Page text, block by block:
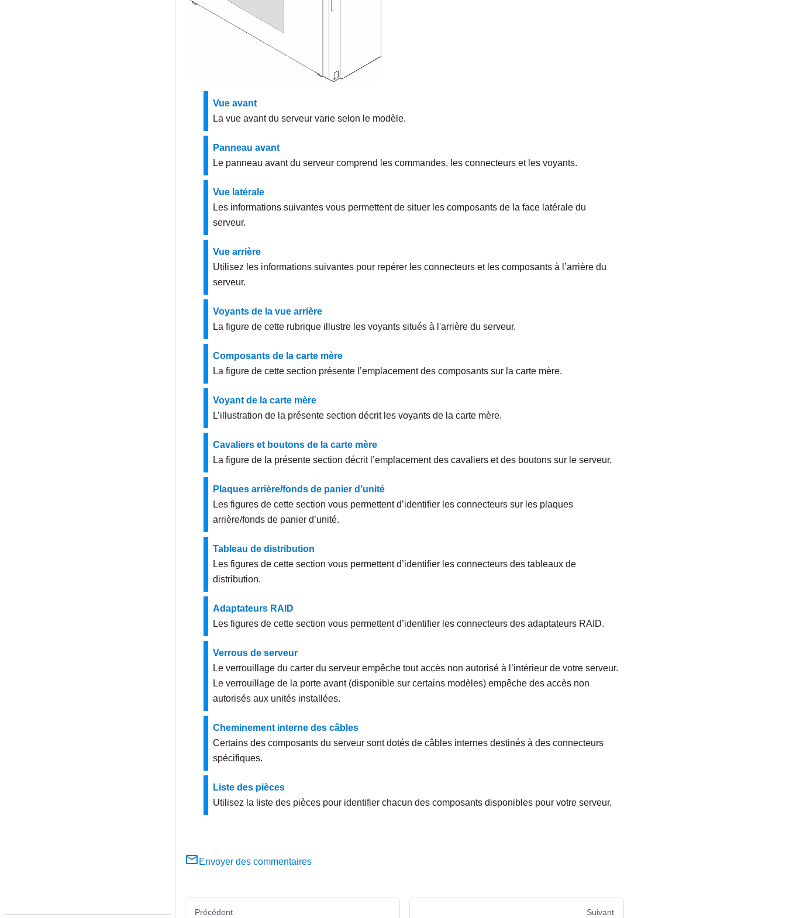
Vue avant
La vue avant du serveur varie selon le modèle.
Panneau avant
Le panneau avant du serveur comprend les commandes, les connecteurs et les voyants.
Vue latérale
Les informations suivantes vous permettent de situer les composants de la face latérale du
serveur.
Vue arrière
Utilisez les informations suivantes pour repérer les connecteurs et les composants à l’arrière du
serveur.
Voyants de la vue arrière
La figure de cette rubrique illustre les voyants situés à l'arrière du serveur.
Composants de la carte mère
La figure de cette section présente l’emplacement des composants sur la carte mère.
Voyant de la carte mère
L’illustration de la présente section décrit les voyants de la carte mère.
Cavaliers et boutons de la carte mère
La figure de la présente section décrit l’emplacement des cavaliers et des boutons sur le serveur.
Plaques arrière/fonds de panier d’unité
Les figures de cette section vous permettent d’identifier les connecteurs sur les plaques
arrière/fonds de panier d’unité.
Tableau de distribution
Les figures de cette section vous permettent d’identifier les connecteurs des tableaux de
distribution.
Adaptateurs RAID
Les figures de cette section vous permettent d’identifier les connecteurs des adaptateurs RAID.
Verrous de serveur
Le verrouillage du carter du serveur empêche tout accès non autorisé à l’intérieur de votre serveur.
Le verrouillage de la porte avant (disponible sur certains modèles) empêche des accès non
autorisés aux unités installées.
Cheminement interne des câbles
Certains des composants du serveur sont dotés de câbles internes destinés à des connecteurs
spécifiques.
Liste des pièces
Utilisez la liste des pièces pour identifier chacun des composants disponibles pour votre serveur.
Envoyer des commentaires
Précédent Suivant